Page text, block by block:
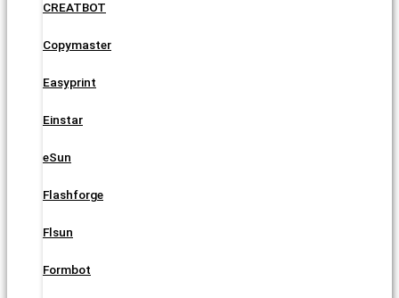
CREATBOT
Copymaster
Easyprint
Einstar
eSun
Flashforge
Flsun
Formbot